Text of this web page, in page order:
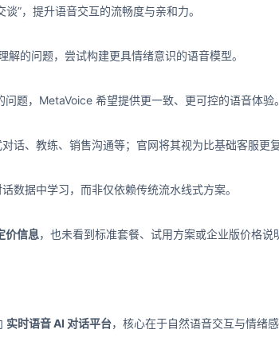
”，提升语音交互的流畅度与亲和力。
的问题，尝试构建更具情绪意识的语音模型。
题，MetaVoice 希望提供更一致、更可控的语音体验。
话、教练、销售沟通等；官网将其视为比基础客服更
数据中学习，而非仅依赖传统流水线式方案。
价信息，也未看到标准套餐、试用方案或企业版价格
实时语音 AI 对话平台，核心在于自然语音交互与情绪